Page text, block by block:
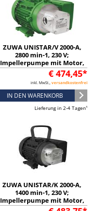
ZUWA UNISTAR/V 2000-A,
2800 min-1, 230 V;
Impellerpumpe mit Motor,
Kabel und Stecker -
11131136321€ 474,45*
inkl. MwSt., versandkostenfrei
IN DEN WARENKORB
Lieferung in 2-4 Tagen¹
ZUWA UNISTAR/K 2000-A,
1400 min-1, 230 V;
Impellerpumpe mit Motor,
Kabel und Stecker -